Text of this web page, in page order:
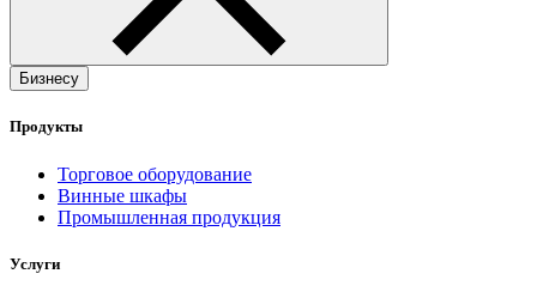
Бизнесу
Продукты
Торговое оборудование
Винные шкафы
Промышленная продукция
Услуги